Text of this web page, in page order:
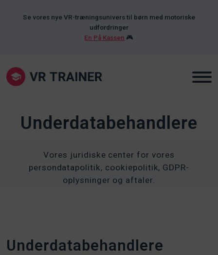
Se vores nye VR-træningsunivers til børn med motoriske
udfordringer
En På Kassen 🎮
Underdatabehandlere
Vores juridiske center for vores
persondatapolitik, cookiepolitik, GDPR-
oplysninger og aftaler.
Underdatabehandlere